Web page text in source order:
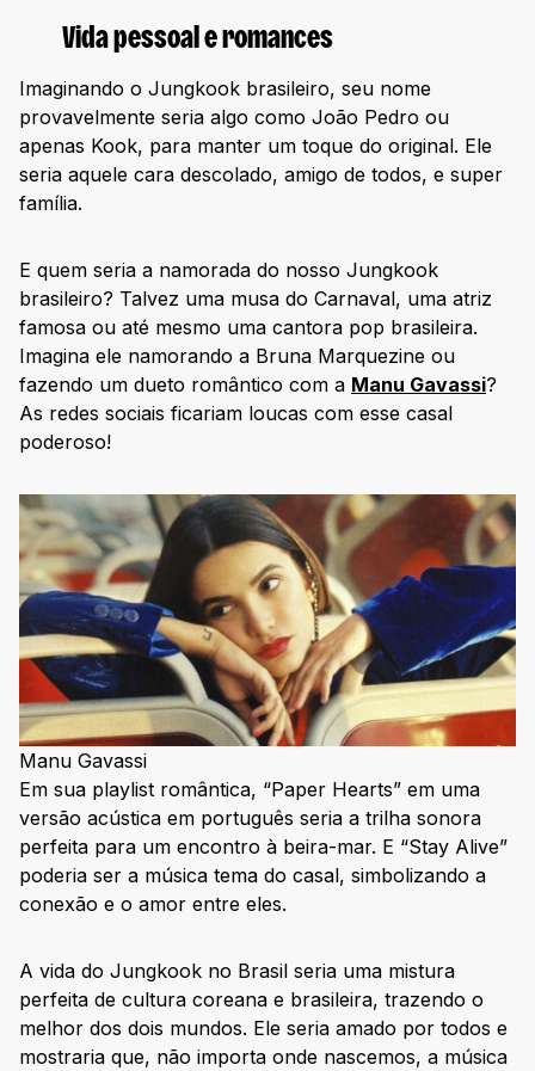
Vida pessoal e romances
Imaginando o Jungkook brasileiro, seu nome
provavelmente seria algo como João Pedro ou
apenas Kook, para manter um toque do original. Ele
seria aquele cara descolado, amigo de todos, e super
família.
E quem seria a namorada do nosso Jungkook
brasileiro? Talvez uma musa do Carnaval, uma atriz
famosa ou até mesmo uma cantora pop brasileira.
Imagina ele namorando a Bruna Marquezine ou
fazendo um dueto romântico com a Manu Gavassi?
As redes sociais ficariam loucas com esse casal
poderoso!
Manu Gavassi
Em sua playlist romântica, “Paper Hearts” em uma
versão acústica em português seria a trilha sonora
perfeita para um encontro à beira-mar. E “Stay Alive”
poderia ser a música tema do casal, simbolizando a
conexão e o amor entre eles.
A vida do Jungkook no Brasil seria uma mistura
perfeita de cultura coreana e brasileira, trazendo o
melhor dos dois mundos. Ele seria amado por todos e
mostraria que, não importa onde nascemos, a música